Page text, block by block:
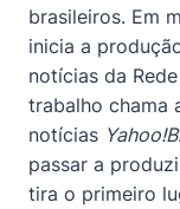
brasileiros. Em
inicia a
notícias da
trabalho chama
notícias
passar a
tira o primeiro